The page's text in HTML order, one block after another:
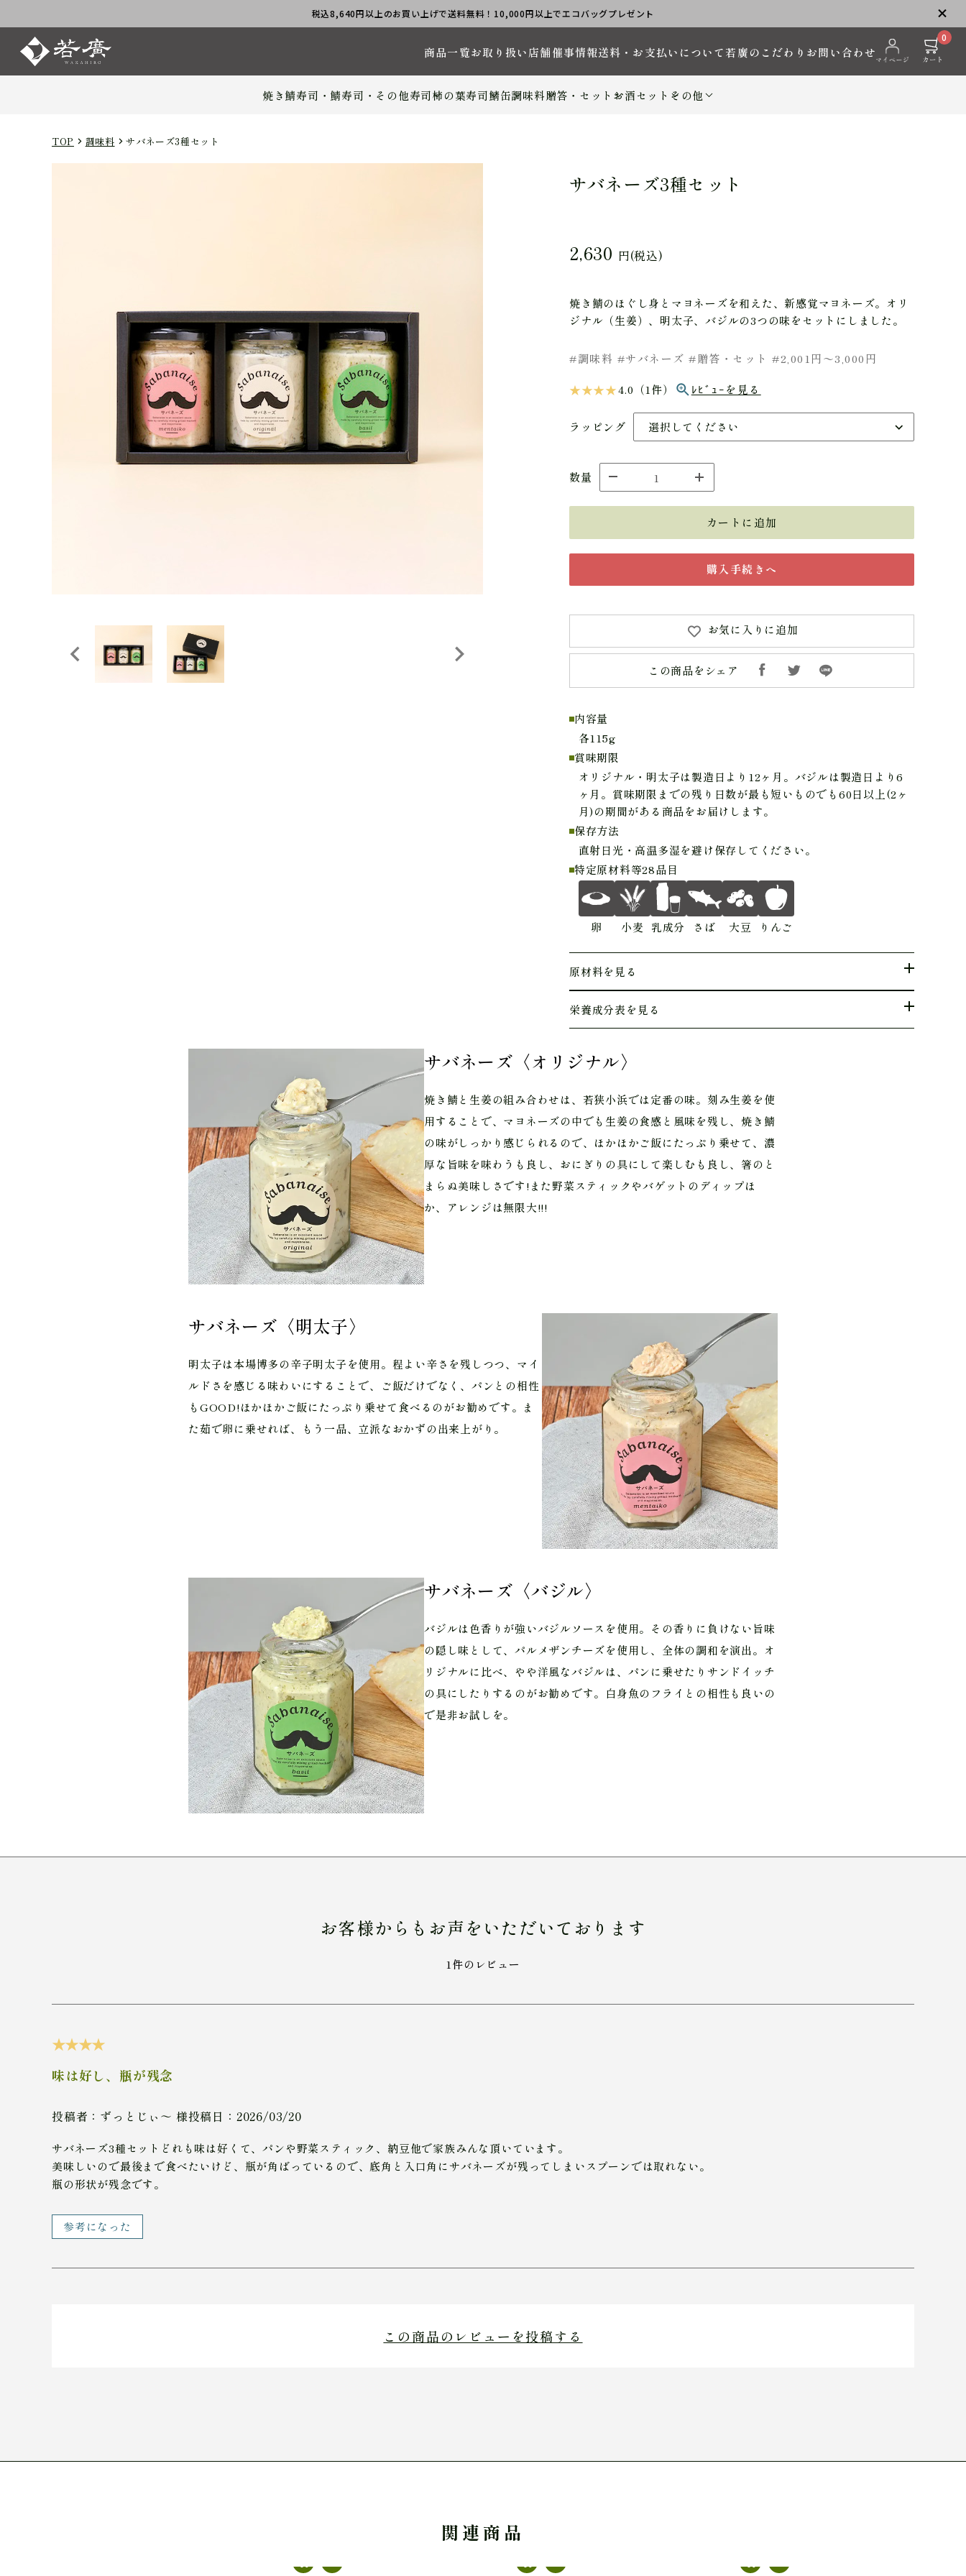
税込8,640円以上のお買い上げで送料無料！10,000円以上でエコバッグプレゼント
商品一覧お取り扱い店舗催事情報送料・お支払いについて若廣のこだわり お問い合わせ
0
焼き鯖寿司・鯖寿司・その他寿司柿の葉寿司鯖缶調味料贈答・セット お酒セット その他
TOP 調味料 サバネーズ3種セット
サバネーズ3種セット
2,630 円(税込)
焼き鯖のほぐし身とマヨネーズを和えた、新感覚マヨネーズ。オリ
ジナル（生姜）、明太子、バジルの3つの味をセットにしました。
#調味料 #サバネーズ #贈答・セット #2,001円〜3,000円
★ ★ ★ ★4.0（1件） ﾚﾋﾞｭｰを見る
ラッピング
数量
カートに追加
購入手続きへ
お気に入りに追加
この商品をシェア
内容量
各115g
賞味期限
オリジナル・明太子は製造日より12ヶ月。バジルは製造日より6
ヶ月。賞味期限までの残り日数が最も短いものでも60日以上(2ヶ
月)の期間がある商品をお届けします。
保存方法
直射日光・高温多湿を避け保存してください。
特定原材料等28品目
卵 小麦 乳成分 さば 大豆 りんご
原材料を見る
栄養成分表を見る
サバネーズ〈オリジナル〉
焼き鯖と生姜の組み合わせは、若狭小浜では定番の味。刻み生姜を使
用することで、マヨネーズの中でも生姜の食感と風味を残し、焼き鯖
の味がしっかり感じられるので、ほかほかご飯にたっぷり乗せて、濃
厚な旨味を味わうも良し、おにぎりの具にして楽しむも良し、箸のと
まらぬ美味しさです!また野菜スティックやバゲットのディップほ
か、アレンジは無限大!!!
サバネーズ〈明太子〉
明太子は本場博多の辛子明太子を使用。程よい辛さを残しつつ、マイ
ルドさを感じる味わいにすることで、ご飯だけでなく、パンとの相性
もGOOD!ほかほかご飯にたっぷり乗せて食べるのがお勧めです。ま
た茹で卵に乗せれば、もう一品、立派なおかずの出来上がり。
サバネーズ〈バジル〉
バジルは色香りが強いバジルソースを使用。その香りに負けない旨味
の隠し味として、パルメザンチーズを使用し、全体の調和を演出。オ
リジナルに比べ、やや洋風なバジルは、パンに乗せたりサンドイッチ
の具にしたりするのがお勧めです。白身魚のフライとの相性も良いの
で是非お試しを。
お客様からもお声をいただいております
この商品のレビューを投稿する
1件のレビュー
★★★★
味は好し、瓶が残念
投稿者：ずっとじぃ～ 様投稿日：2026/03/20
サバネーズ3種セットどれも味は好くて、パンや野菜スティック、納豆他で家族みんな頂いています。
美味しいので最後まで食べたいけど、瓶が角ばっているので、底角と入口角にサバネーズが残ってしまいスプーンでは取れない。
瓶の形状が残念です。
参考になった
関連商品